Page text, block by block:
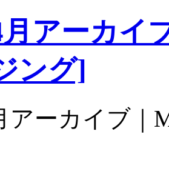
月アーカイ
ング]
アーカイブ｜